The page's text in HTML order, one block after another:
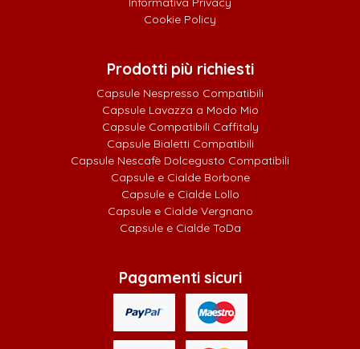
Cookie Policy
Prodotti più richiesti
Capsule Nespresso Compatibili
Capsule Lavazza a Modo Mio
Capsule Compatibili Caffitaly
Capsule Bialetti Compatibili
Capsule Nescafè Dolcegusto Compatibili
Capsule e Cialde Borbone
Capsule e Cialde Lollo
Capsule e Cialde Vergnano
Capsule e Cialde ToDa
Pagamenti sicuri